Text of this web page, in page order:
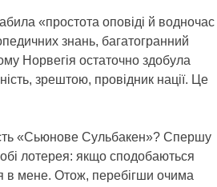
«простота оповіді й водночас
знань, багатогранний
Норвегія остаточно здобула
зрештою, провідник нації. Це
«Сьюнове Сульбакен»? Спершу
лотерея: якщо сподобаються
в мене. Отож, перебігши очима